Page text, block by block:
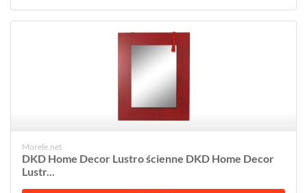
Morele.net
DKD Home Decor Lustro ścienne DKD Home Decor
Lustr...